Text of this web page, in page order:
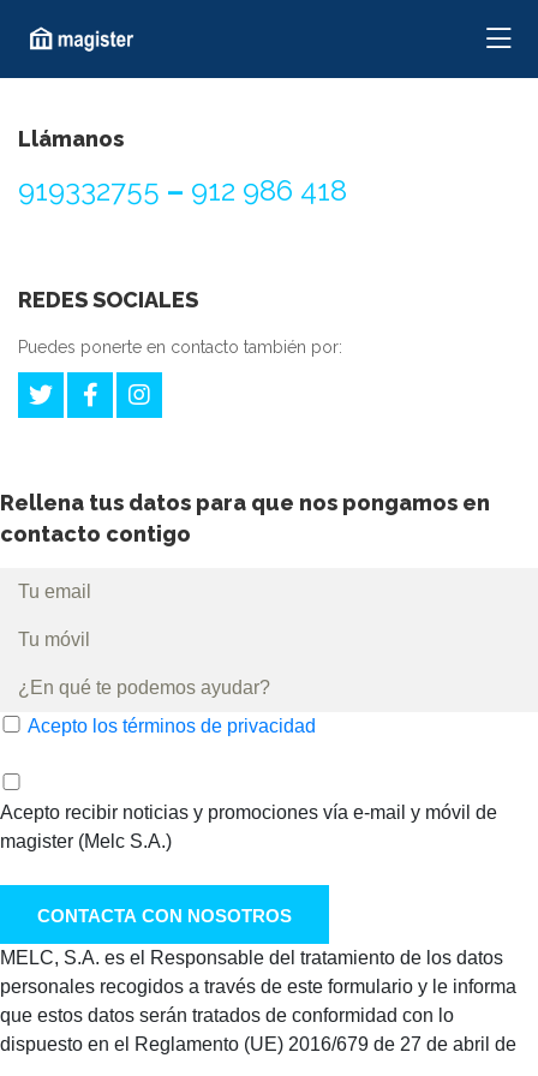
Llámanos
919332755 – 912 986 418
REDES SOCIALES
Puedes ponerte en contacto también por:
Rellena tus datos para que nos pongamos en
contacto contigo
Acepto los términos de privacidad
Acepto recibir noticias y promociones vía e-mail y móvil de
magister (Melc S.A.)
MELC, S.A. es el Responsable del tratamiento de los datos
personales recogidos a través de este formulario y le informa
que estos datos serán tratados de conformidad con lo
dispuesto en el Reglamento (UE) 2016/679 de 27 de abril de